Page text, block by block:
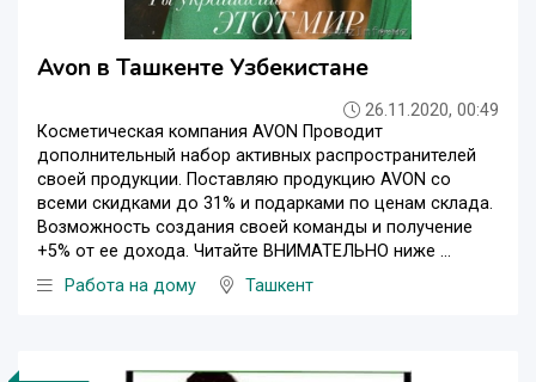
Avon в Ташкенте Узбекистане
26.11.2020, 00:49
Косметическая компания AVON Проводит
дополнительный набор активных распространителей
своей продукции. Поставляю продукцию AVON со
всеми скидками до 31% и подарками по ценам склада.
Возможность создания своей команды и получение
+5% от ее дохода. Читайте ВНИМАТЕЛЬНО ниже ...
Работа на дому
Ташкент